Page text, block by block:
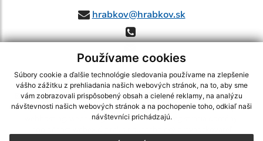
Používame cookies
Súbory cookie a ďalšie technológie sledovania používame na zlepšenie
vášho zážitku z prehliadania našich webových stránok, na to, aby sme
vám zobrazovali prispôsobený obsah a cielené reklamy, na analýzu
návštevnosti našich webových stránok a na pochopenie toho, odkiaľ naši
návštevníci prichádzajú.
hrabkov@hrabkov.sk
využite možnosť získavania aktuálnych informácií s využitím RSS
CMS systém (redakčný) systém ECHELON 2,Mapa stránok,web portál
webex.digital, s.r.o.,domény,registrácia domény